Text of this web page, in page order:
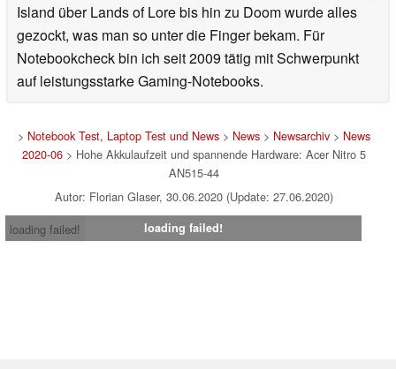
Island über Lands of Lore bis hin zu Doom wurde alles
gezockt, was man so unter die Finger bekam. Für
Notebookcheck bin ich seit 2009 tätig mit Schwerpunkt
auf leistungsstarke Gaming-Notebooks.
> Notebook Test, Laptop Test und News> News> Newsarchiv> News
2020-06> Hohe Akkulaufzeit und spannende Hardware: Acer Nitro 5
AN515-44
Autor: Florian Glaser, 30.06.2020 (Update: 27.06.2020)
loading failed!
loading failed!